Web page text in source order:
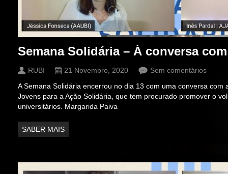
Semana Solidária – À conversa
RUBI 21 Novembro, 2020
Sem comentários
A Semana Solidária encerrou no dia 13 com uma conversa com
Jovens para a Ação Solidária, que tem procurado promover o
universitários. Margarida Paiva
SABER MAIS